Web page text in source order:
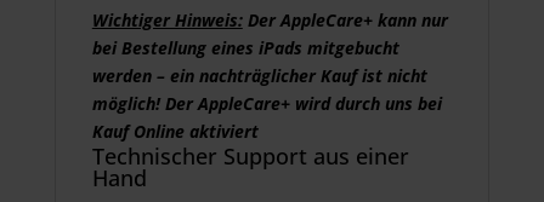
Wichtiger Hinweis:Der AppleCare+ kann nur
bei Bestellung eines iPads mitgebucht
werden – ein nachträglicher Kauf ist nicht
möglich! Der AppleCare+ wird durch uns bei
Kauf Online aktiviert
Technischer Support aus einer
Hand